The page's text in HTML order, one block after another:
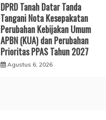
DPRD Tanah Datar Tanda
Tangani Nota Kesepakatan
Perubahan Kebijakan Umum
APBN (KUA) dan Perubahan
Prioritas PPAS Tahun 2027
Agustus 6, 2026